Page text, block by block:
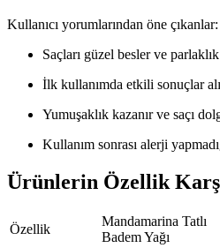
Kullanıcı yorumlarından öne çıkanlar:
Saçları güzel besler ve
İlk kullanımda etkili sonuçlar
Yumuşaklık kazanır ve saçı
Kullanım sonrası alerji
Ürünlerin Özellik
Özellik
Mandamarina Tatlı
Badem Yağı